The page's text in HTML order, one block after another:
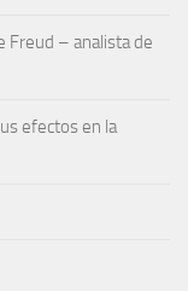
Freud – analista de
efectos en la